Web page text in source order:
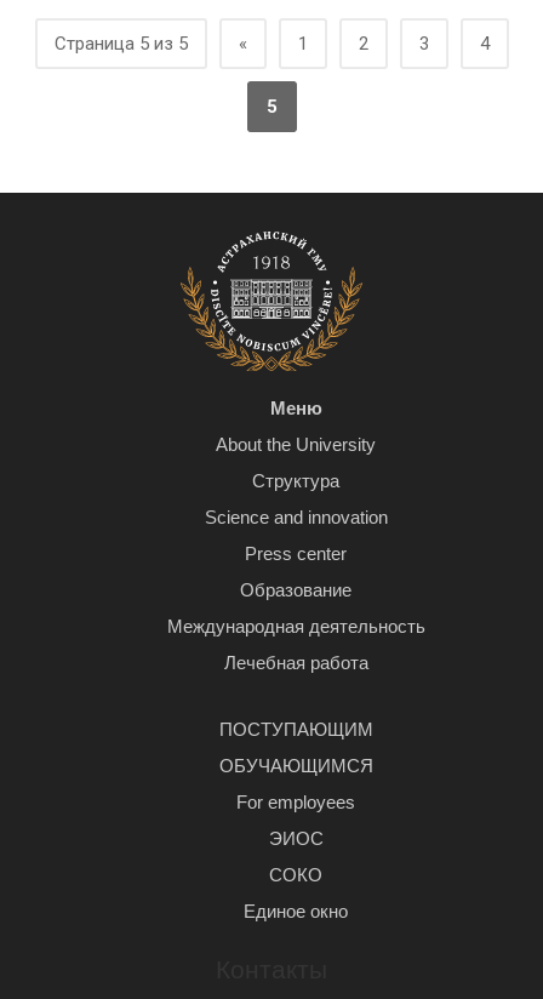
Страница 5 из 5 « 1 2 3 4
5
Меню
About the University
Структура
Science and innovation
Press center
Образование
Международная деятельность
Лечебная работа
ПОСТУПАЮЩИМ
ОБУЧАЮЩИМСЯ
For employees
ЭИОС
СОКО
Единое окно